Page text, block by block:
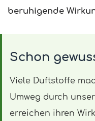
beruhigende
Schon
Viele Duftstoffe
Umweg durch
erreichen ihren